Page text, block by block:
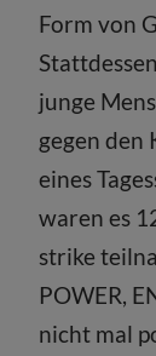
Form von
junge
gegen den
eines
waren es
strike
POWER,
nicht mal